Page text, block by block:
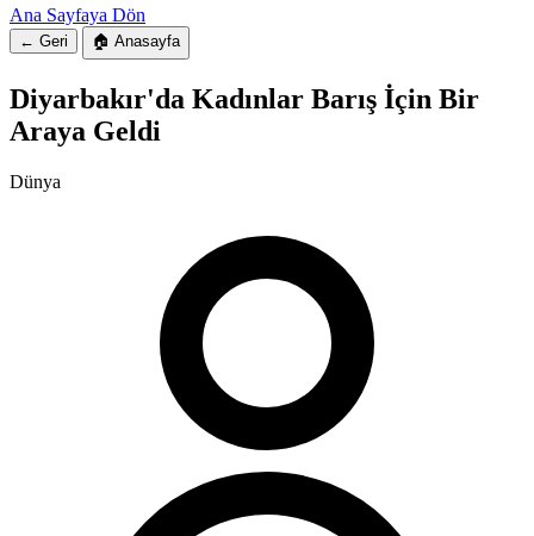
Ana Sayfaya Dön
← Geri 🏠 Anasayfa
Diyarbakır'da Kadınlar Barış İçin Bir
Araya Geldi
Dünya